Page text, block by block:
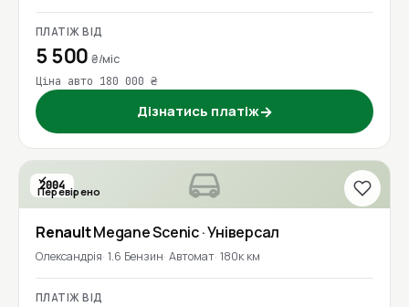
ПЛАТІЖ ВІД
5 500₴/міс
Ціна авто 180 000 ₴
Дізнатись платіж→
2004
Перевірено
RenaultMegane Scenic· Універсал
Олександрія 1.6 Бензин Автомат 180к км
ПЛАТІЖ ВІД